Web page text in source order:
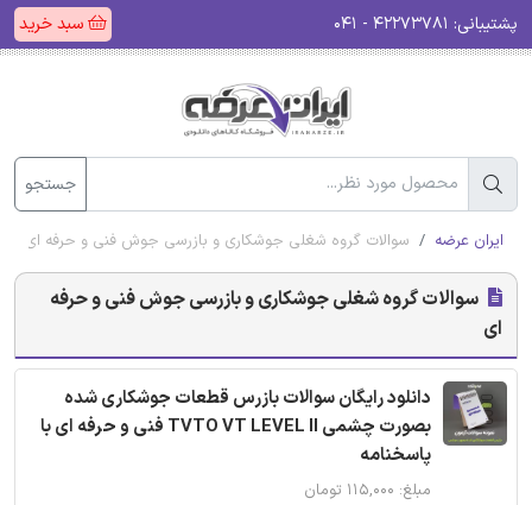
پشتیبانی: سبد خرید
جستجو
ایران عرضه سوالات گروه شغلی جوشکاری و بازرسی جوش فنی و حرفه ای
سوالات گروه شغلی جوشکاری و بازرسی جوش فنی و حرفه
ای
دانلود رایگان سوالات بازرس قطعات جوشکاری شده
بصورت چشمی TVTO VT LEVEL II فنی و حرفه ای با
پاسخنامه
مبلغ: ۱۱۵,۰۰۰ تومان